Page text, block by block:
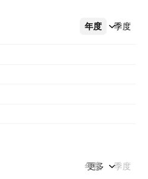
年度 季度
更多
年度 季度
更多